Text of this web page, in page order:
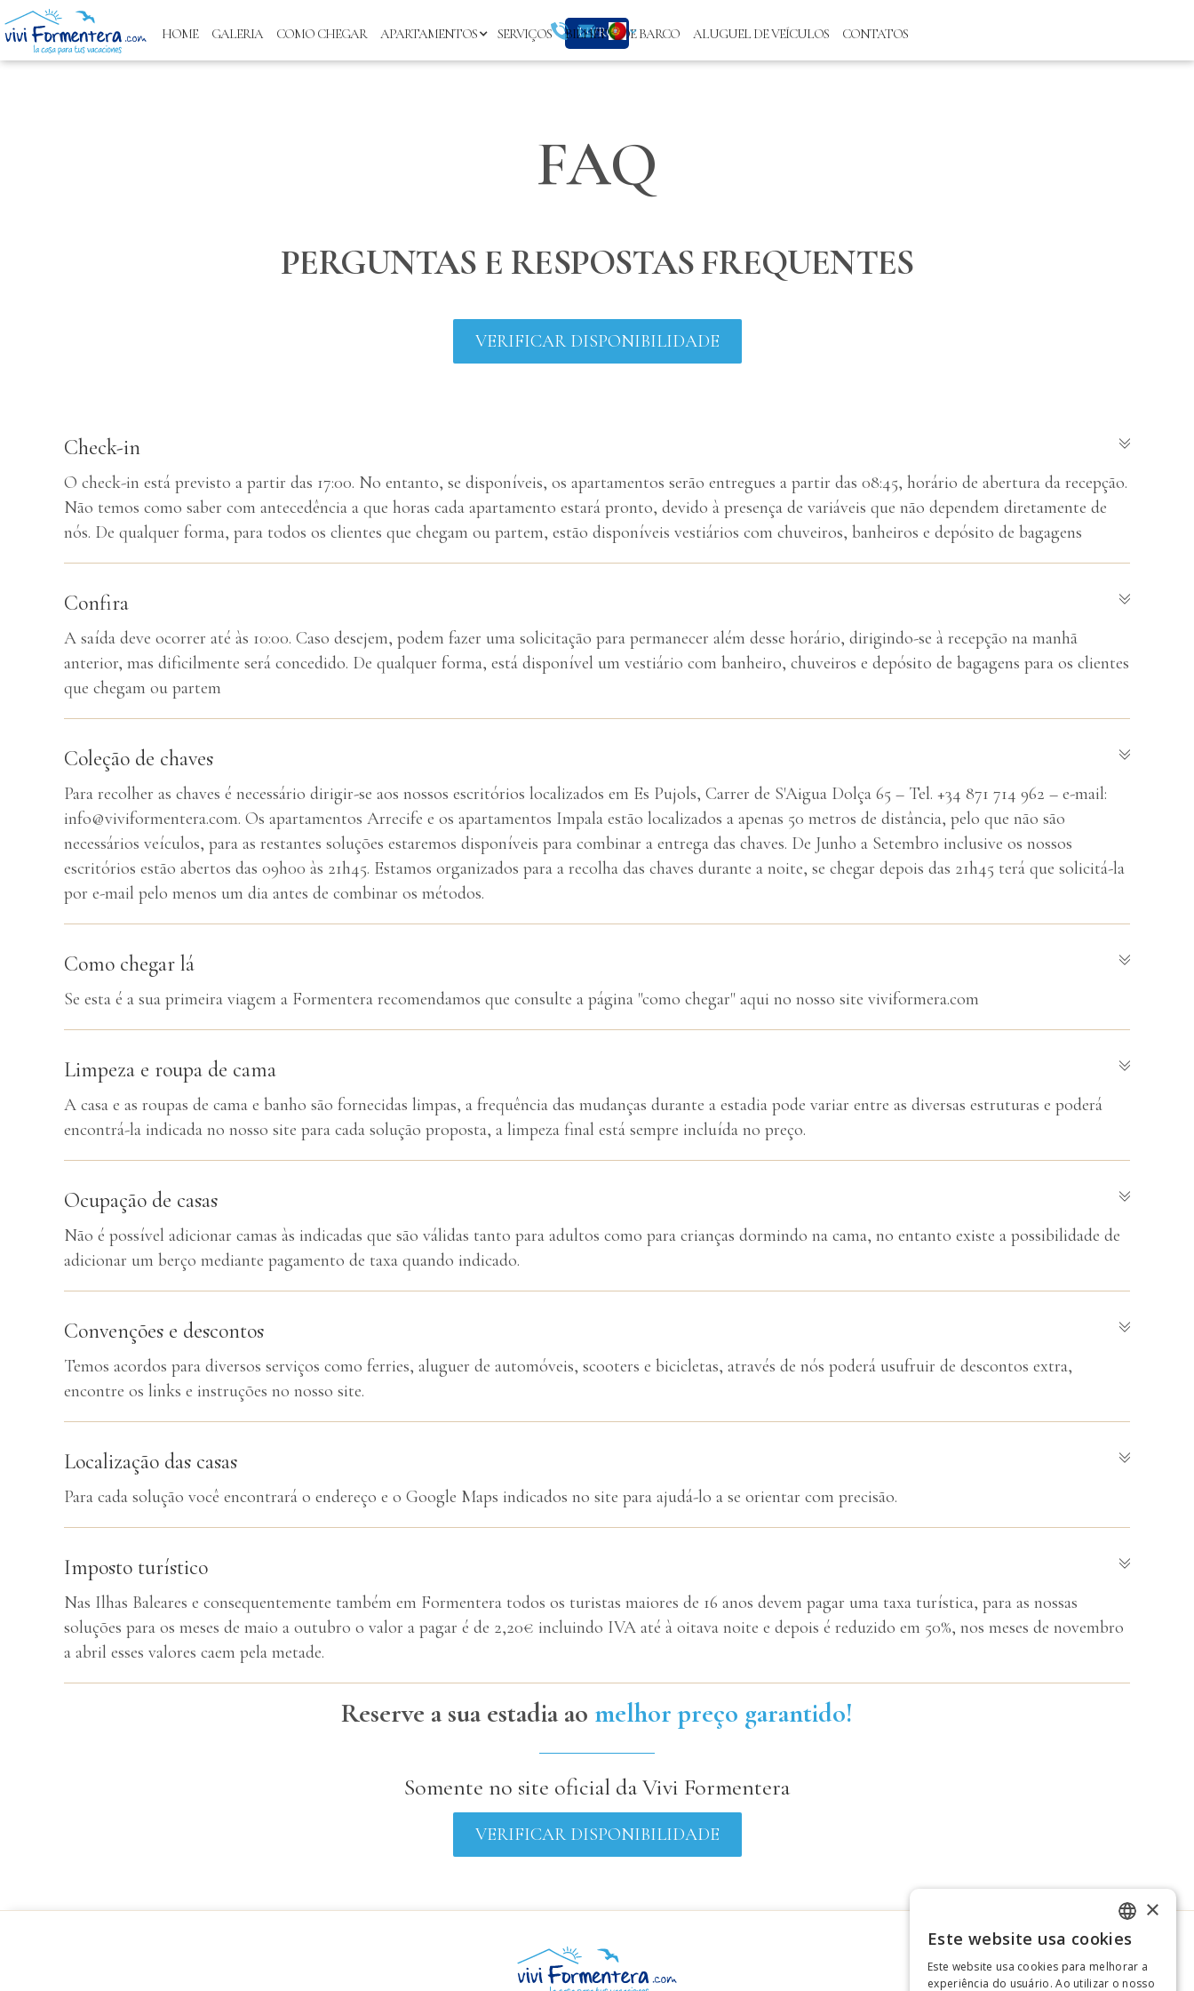
HOME GALERIA COMO CHEGAR APARTAMENTOS SERVIÇOS BILHETES DE BARCO ALUGUEL DE VEÍCULOS CONTATOS
LIVRO
FAQ
PERGUNTAS E RESPOSTAS FREQUENTES
VERIFICAR DISPONIBILIDADE
Check-in
O check-in está previsto a partir das 17:00. No entanto, se disponíveis, os apartamentos serão entregues a partir das 08:45, horário de abertura da recepção.
Não temos como saber com antecedência a que horas cada apartamento estará pronto, devido à presença de variáveis que não dependem diretamente de
nós. De qualquer forma, para todos os clientes que chegam ou partem, estão disponíveis vestiários com chuveiros, banheiros e depósito de bagagens
Confira
A saída deve ocorrer até às 10:00. Caso desejem, podem fazer uma solicitação para permanecer além desse horário, dirigindo-se à recepção na manhã
anterior, mas dificilmente será concedido. De qualquer forma, está disponível um vestiário com banheiro, chuveiros e depósito de bagagens para os clientes
que chegam ou partem
Coleção de chaves
Para recolher as chaves é necessário dirigir-se aos nossos escritórios localizados em Es Pujols, Carrer de S'Aigua Dolça 65 – Tel. +34 871 714 962 – e-mail:
info@viviformentera.com. Os apartamentos Arrecife e os apartamentos Impala estão localizados a apenas 50 metros de distância, pelo que não são
necessários veículos, para as restantes soluções estaremos disponíveis para combinar a entrega das chaves. De Junho a Setembro inclusive os nossos
escritórios estão abertos das 09h00 às 21h45. Estamos organizados para a recolha das chaves durante a noite, se chegar depois das 21h45 terá que solicitá-la
por e-mail pelo menos um dia antes de combinar os métodos.
Como chegar lá
Se esta é a sua primeira viagem a Formentera recomendamos que consulte a página "como chegar" aqui no nosso site viviformera.com
Limpeza e roupa de cama
A casa e as roupas de cama e banho são fornecidas limpas, a frequência das mudanças durante a estadia pode variar entre as diversas estruturas e poderá
encontrá-la indicada no nosso site para cada solução proposta, a limpeza final está sempre incluída no preço.
Ocupação de casas
Não é possível adicionar camas às indicadas que são válidas tanto para adultos como para crianças dormindo na cama, no entanto existe a possibilidade de
adicionar um berço mediante pagamento de taxa quando indicado.
Convenções e descontos
Temos acordos para diversos serviços como ferries, aluguer de automóveis, scooters e bicicletas, através de nós poderá usufruir de descontos extra,
encontre os links e instruções no nosso site.
Localização das casas
Para cada solução você encontrará o endereço e o Google Maps indicados no site para ajudá-lo a se orientar com precisão.
Imposto turístico
Nas Ilhas Baleares e consequentemente também em Formentera todos os turistas maiores de 16 anos devem pagar uma taxa turística, para as nossas
soluções para os meses de maio a outubro o valor a pagar é de 2,20€ incluindo IVA até à oitava noite e depois é reduzido em 50%, nos meses de novembro
a abril esses valores caem pela metade.
Reserve a sua estadia ao melhor preço garantido!
Somente no site oficial da Vivi Formentera
VERIFICAR DISPONIBILIDADE
ITALIAN
×
Este website usa cookies
Este website usa cookies para melhorar a
experiência do usuário. Ao utilizar o nosso